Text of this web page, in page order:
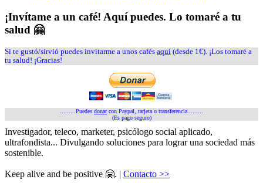
¡Invítame a un café! Aquí puedes. Lo tomaré a tu
salud 🤗
Si te gustó/sirvió puedes invitarme a unos cafés aquí (desde 1€). ¡Los tomaré a
tu salud! ¡Gracias!
.........Puedes donarcon Paypal, tarjeta o transferencia.........
(Es pago seguro)
Investigador, teleco, marketer, psicólogo social aplicado,
ultrafondista... Divulgando soluciones para lograr una sociedad más
sostenible.
Keep alive and be positive 🤗. | Contacto >>